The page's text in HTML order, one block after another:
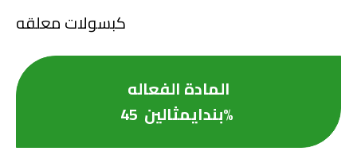
كبسولات معلقه
المادة الفعاله
بندايمثالين 45%